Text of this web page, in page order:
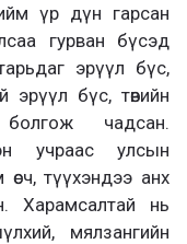
үр дүн гарсан
гурван бүсэд
эрүүл бүс,
эрүүл бүс, төвийн
чадсан.
учраас улсын
түүхэндээ анх
Харамсалтай нь
мялзангийн